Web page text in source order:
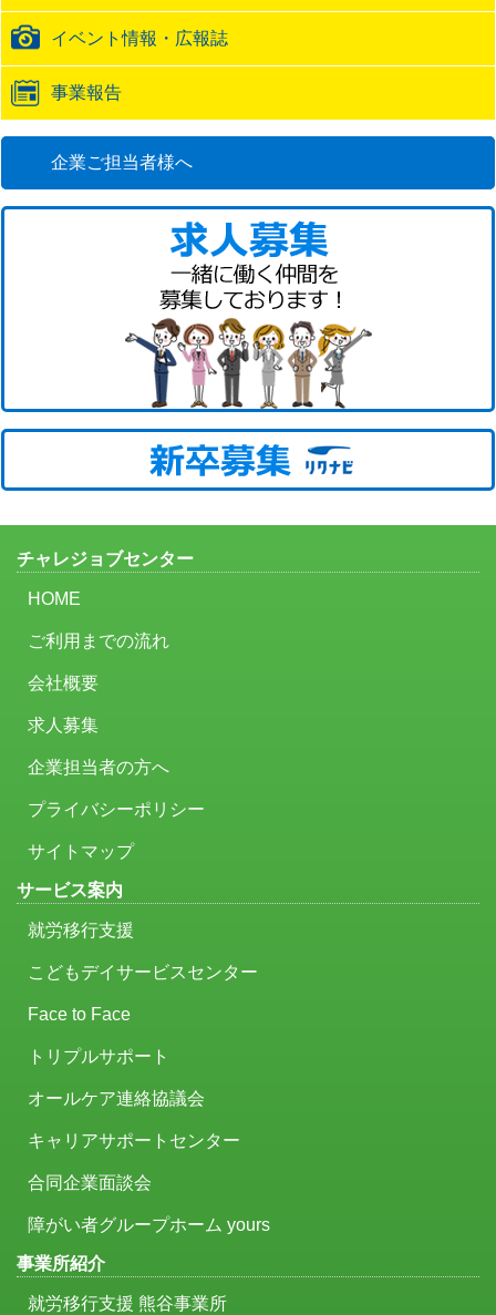
イベント情報・広報誌
事業報告
企業ご担当者様へ
チャレジョブセンター
HOME
ご利用までの流れ
会社概要
求人募集
企業担当者の方へ
プライバシーポリシー
サイトマップ
サービス案内
就労移行支援
こどもデイサービスセンター
Face to Face
トリプルサポート
オールケア連絡協議会
キャリアサポートセンター
合同企業面談会
障がい者グループホーム yours
事業所紹介
就労移行支援 熊谷事業所